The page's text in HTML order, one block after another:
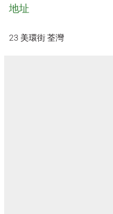
地址
23 美環街 荃灣